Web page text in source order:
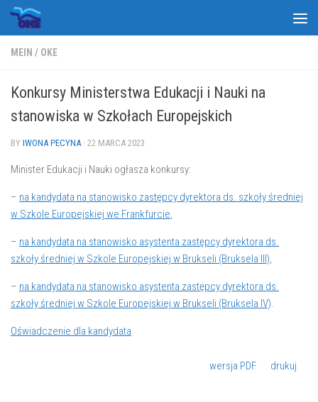
Skip to content
MEIN / OKE
Konkursy Ministerstwa Edukacji i Nauki na
stanowiska w Szkołach Europejskich
BY IWONA PECYNA · 22 MARCA 2023
Minister Edukacji i Nauki ogłasza konkursy:
– na kandydata na stanowisko zastępcy dyrektora ds. szkoły średniej
w Szkole Europejskiej we Frankfurcie,
– na kandydata na stanowisko asystenta zastępcy dyrektora ds.
szkoły średniej w Szkole Europejskiej w Brukseli (Bruksela III),
– na kandydata na stanowisko asystenta zastępcy dyrektora ds.
szkoły średniej w Szkole Europejskiej w Brukseli (Bruksela IV).
Oświadczenie dla kandydata
wersja PDF drukuj